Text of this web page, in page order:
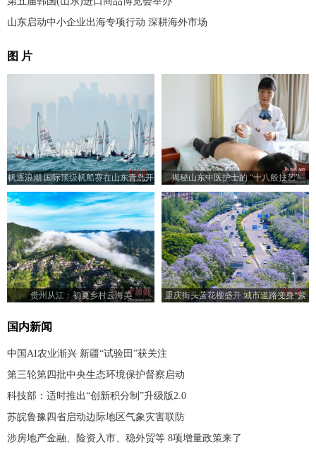
山东启动中小企业出海专项行动 深耕海外市场
图 片
帆逐浪潮 国际顶级帆船赛在山东青岛开
赛
揭秘山东中医护士的 “十八般技艺”
贵州从江：初夏乡村云海美
重庆街头蓝花楹盛开 城市道路变身“紫
国内新闻
中国AI农业渐兴 新疆“试验田”获关注
第三轮第四批中央生态环境保护督察启动
科技部：适时推出“创新积分制”升级版2.0
苏皖鲁豫四省启动边际地区气象灾害联防
涉房地产金融、险资入市、稳外贸等 8项增量政策来了